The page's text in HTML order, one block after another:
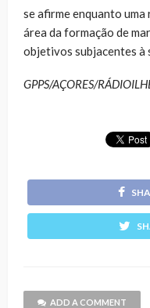
se afirme enquanto
área da formação de
objetivos subjacentes à
GPPS/AÇORES/
ADD A COMMENT